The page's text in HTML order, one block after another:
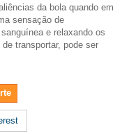
da bola quando em
sensação de
e relaxando os
transportar, pode ser